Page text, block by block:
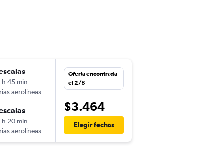
h 45 min
aerolíneas
h 20 min
aerolíneas
Oferta encontrada
el 2/8
$3.464
Elegir fechas